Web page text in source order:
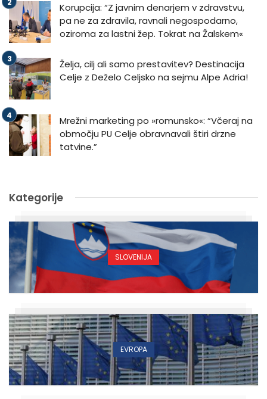
Korupcija: “Z javnim denarjem v zdravstvu,
pa ne za zdravila, ravnali negospodarno,
oziroma za lastni žep. Tokrat na Žalskem«
Želja, cilj ali samo prestavitev? Destinacija
Celje z Deželo Celjsko na sejmu Alpe Adria!
Mrežni marketing po »romunsko«: “Včeraj na
območju PU Celje obravnavali štiri drzne
tatvine.”
Kategorije
SLOVENIJA
EVROPA